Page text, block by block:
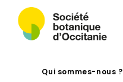
Qui sommes-nous ?